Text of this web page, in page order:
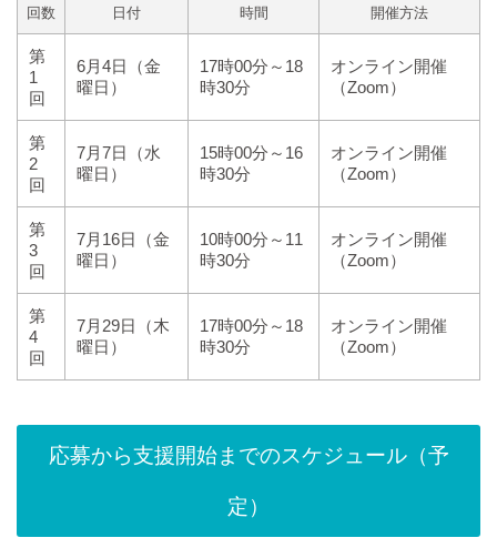
回数 日付 時間 開催方法
第
1
回
6月4日（金
曜日）
17時00分～18
時30分
オンライン開催
（Zoom）
第
2
回
7月7日（水
曜日）
15時00分～16
時30分
オンライン開催
（Zoom）
第
3
回
7月16日（金
曜日）
10時00分～11
時30分
オンライン開催
（Zoom）
第
4
回
7月29日（木
曜日）
17時00分～18
時30分
オンライン開催
（Zoom）
応募から支援開始までのスケジュール（予
定）